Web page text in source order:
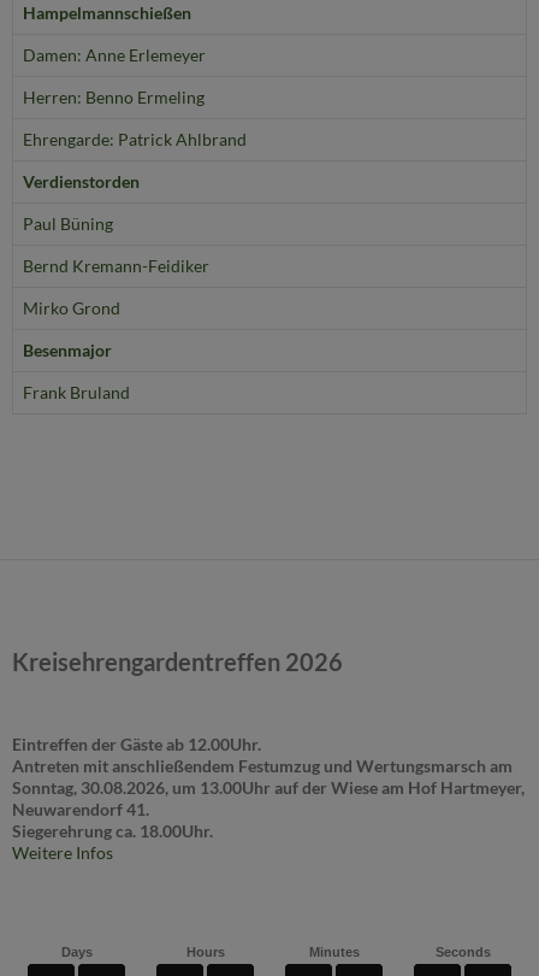
Hampelmannschießen
Damen: Anne Erlemeyer
Herren: Benno Ermeling
Ehrengarde: Patrick Ahlbrand
Verdienstorden
Paul Büning
Bernd Kremann-Feidiker
Mirko Grond
Besenmajor
Frank Bruland
Kreisehrengardentreffen 2026
Eintreffen der Gäste ab 12.00Uhr.
Antreten mit anschließendem Festumzug und Wertungsmarsch am
Sonntag, 30.08.2026, um 13.00Uhr auf der Wiese am Hof Hartmeyer,
Neuwarendorf 41.
Siegerehrung ca. 18.00Uhr.
Weitere Infos
Days Hours Minutes Seconds